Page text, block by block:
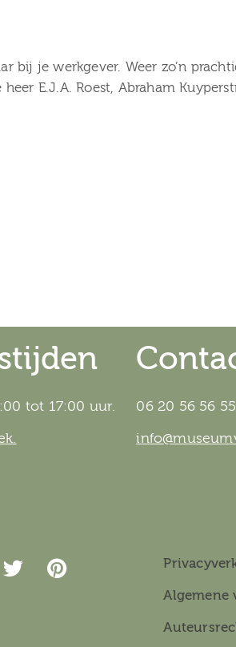
bij je werkgever. Weer zo’n
E.J.A. Roest, Abraham
tot 17:00 uur.
06 20 56 56 55
Algemene